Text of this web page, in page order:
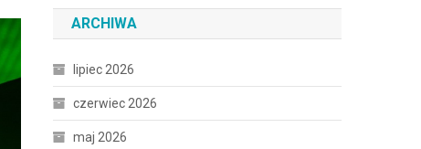
ARCHIWA
lipiec 2026
czerwiec 2026
maj 2026